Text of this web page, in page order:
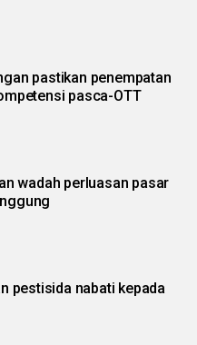
pastikan penempatan
pasca-OTT
wadah perluasan pasar
pestisida nabati kepada